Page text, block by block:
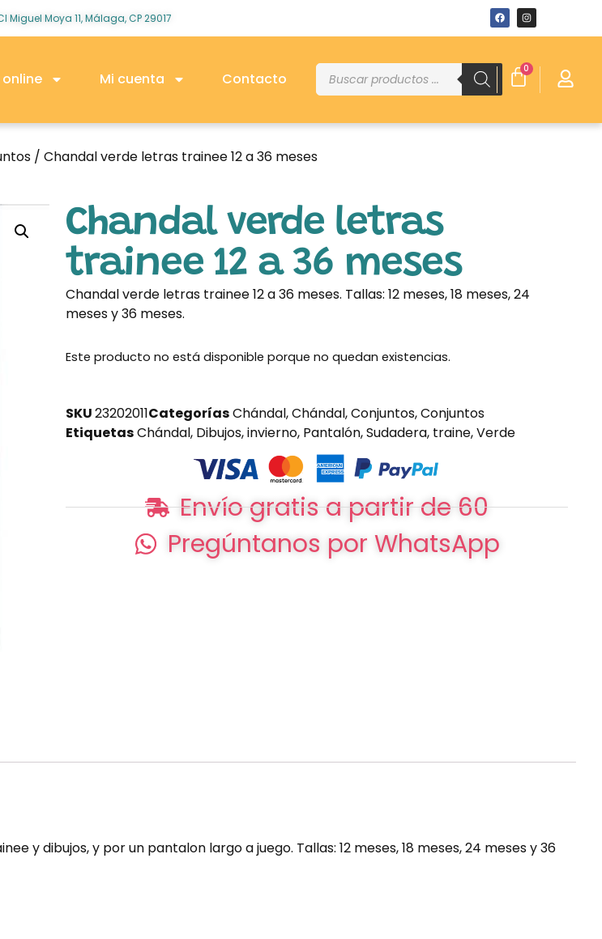
Miguel Moya 11, Málaga, CP 29017
Mi cuenta Contacto
0
/ Chandal verde letras trainee 12 a 36 meses
Chandal verde letras
trainee 12 a 36 meses
Chandal verde letras trainee 12 a 36 meses. Tallas: 12 meses, 18 meses, 24
meses y 36 meses.
Este producto no está disponible porque no quedan existencias.
SKU23202011CategoríasChándal,Chándal,Conjuntos,Conjuntos
EtiquetasChándal, Dibujos,invierno, Pantalón,Sudadera, traine,Verde
Envío gratis a partir de 60
Pregúntanos por WhatsApp
y dibujos, y por un pantalon largo a juego. Tallas: 12 meses, 18 meses, 24 meses y 36